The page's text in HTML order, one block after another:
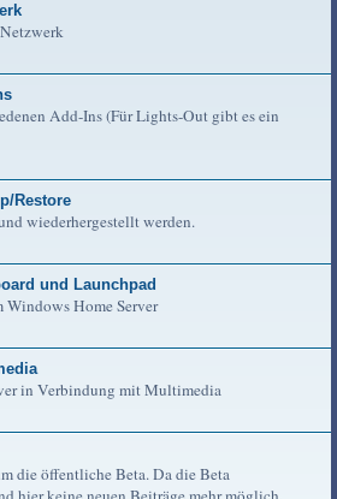
Add-Ins (Für Lights-Out gibt es ein
Restore
wiederhergestellt werden.
und Launchpad
Home Server
in Verbindung mit Multimedia
die öffentliche Beta. Da die Beta